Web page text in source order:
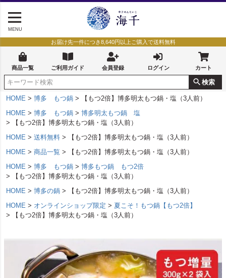
MENU
お届け先一件につき8,640円以上ご購入で送料無料
商品一覧 ご利用ガイド 会員登録 ログイン カート
検索
HOME 博多 もつ鍋
【もつ2倍】博多明太もつ鍋・塩（3人前）
HOME
博多 もつ鍋
博多明太もつ鍋 塩
【もつ2倍】博多明太もつ鍋・塩（3人前）
HOME
送料無料
【もつ2倍】博多明太もつ鍋・塩（3人前）
HOME
商品一覧
【もつ2倍】博多明太もつ鍋・塩（3人前）
HOME
博多 もつ鍋
博多もつ鍋 もつ2倍
【もつ2倍】博多明太もつ鍋・塩（3人前）
HOME
博多の鍋
【もつ2倍】博多明太もつ鍋・塩（3人前）
HOME
オンラインショップ限定
夏こそ！もつ鍋【もつ2倍】
【もつ2倍】博多明太もつ鍋・塩（3人前）